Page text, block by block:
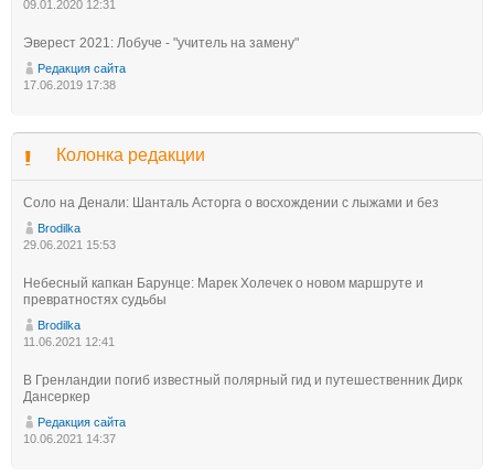
09.01.2020 12:31
Эверест 2021: Лобуче - "учитель на замену"
Редакция сайта
17.06.2019 17:38
Колонка редакции
Соло на Денали: Шанталь Асторга о восхождении с лыжами и без
Brodilka
29.06.2021 15:53
Небесный капкан Барунце: Марек Холечек о новом маршруте и
превратностях судьбы
Brodilka
11.06.2021 12:41
В Гренландии погиб известный полярный гид и путешественник Дирк
Дансеркер
Редакция сайта
10.06.2021 14:37